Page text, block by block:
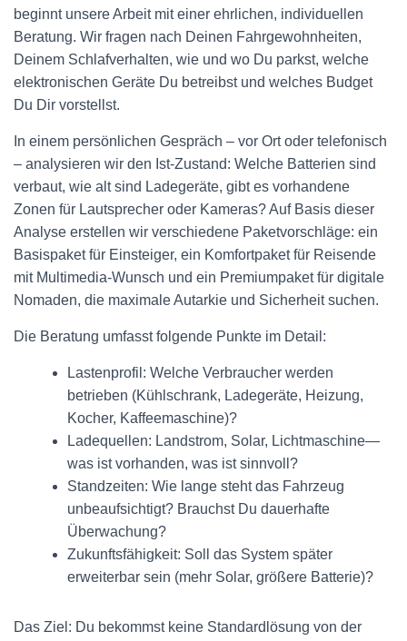
beginnt unsere Arbeit mit einer ehrlichen, individuellen
Beratung. Wir fragen nach Deinen Fahrgewohnheiten,
Deinem Schlafverhalten, wie und wo Du parkst, welche
elektronischen Geräte Du betreibst und welches Budget
Du Dir vorstellst.
In einem persönlichen Gespräch – vor Ort oder telefonisch
– analysieren wir den Ist-Zustand: Welche Batterien sind
verbaut, wie alt sind Ladegeräte, gibt es vorhandene
Zonen für Lautsprecher oder Kameras? Auf Basis dieser
Analyse erstellen wir verschiedene Paketvorschläge: ein
Basispaket für Einsteiger, ein Komfortpaket für Reisende
mit Multimedia-Wunsch und ein Premiumpaket für digitale
Nomaden, die maximale Autarkie und Sicherheit suchen.
Die Beratung umfasst folgende Punkte im Detail:
Lastenprofil: Welche Verbraucher werden
betrieben (Kühlschrank, Ladegeräte, Heizung,
Kocher, Kaffeemaschine)?
Ladequellen: Landstrom, Solar, Lichtmaschine—
was ist vorhanden, was ist sinnvoll?
Standzeiten: Wie lange steht das Fahrzeug
unbeaufsichtigt? Brauchst Du dauerhafte
Überwachung?
Zukunftsfähigkeit: Soll das System später
erweiterbar sein (mehr Solar, größere Batterie)?
Das Ziel: Du bekommst keine Standardlösung von der